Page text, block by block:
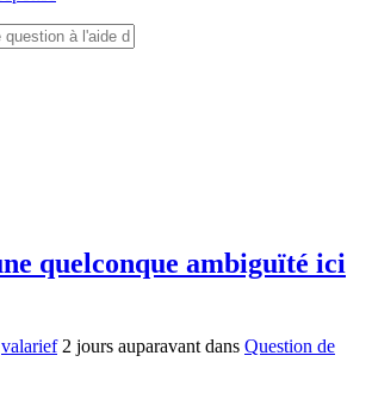
quelconque ambiguïté ici
valarief2 jours auparavant dans Question de